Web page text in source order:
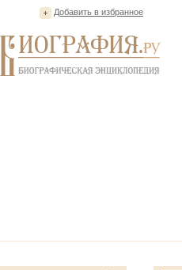
Добавить в избранное